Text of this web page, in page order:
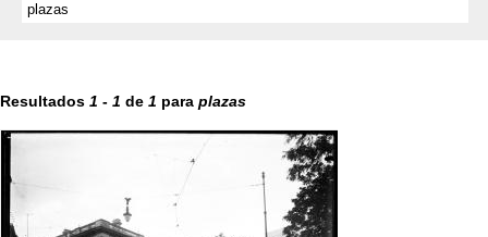
Resultados 1 - 1 de 1 para plazas